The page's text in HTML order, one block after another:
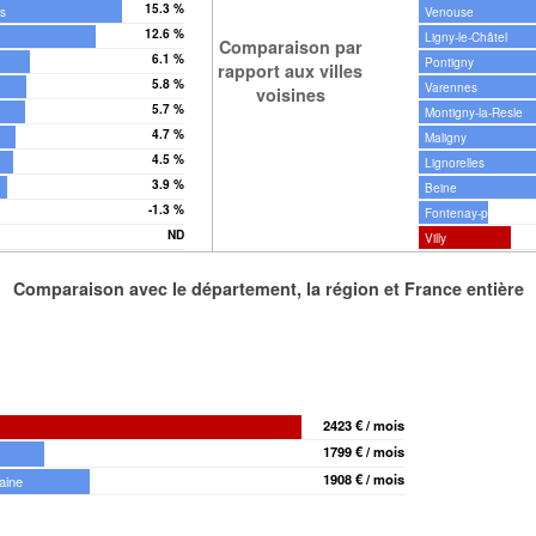
15.3 %
12.6 %
6.1 %
5.8 %
5.7 %
4.7 %
4.5 %
3.9 %
-1.3 %
ND
Comparaison par
rapport aux villes
voisines
Venouse
Ligny-le-Châtel
Pontigny
Varennes
Montigny-la-Resle
Maligny
Lignorelles
Beine
Fontenay-près-
Villy
Comparaison avec le département, la région et France entière
2423 € / mois
1799 € / mois
1908 € / mois